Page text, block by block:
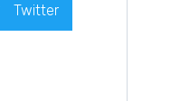
Twitter